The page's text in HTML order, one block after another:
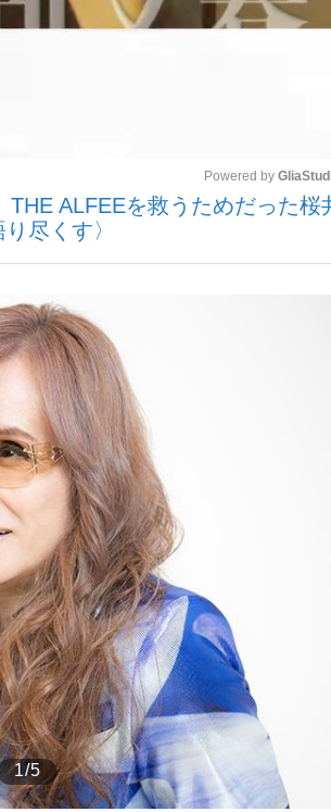
した“NPB聞... 「クマが悪者扱
表・森保一監督...
もっと見る
もっと見る
Powered by
ALFEEを救うためだった桜
尽くす〉
1/5